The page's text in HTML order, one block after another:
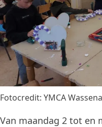
Fotocredit: YMCA
Van maandag 2 tot en